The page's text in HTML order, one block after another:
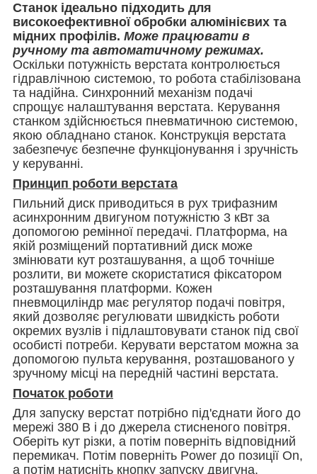
Станок ідеально підходить для
високоефективної обробки алюмінієвих та
мідних профілів. Може працювати в
ручному та автоматичному режимах.
Оскільки потужність верстата контролюється
гідравлічною системою, то робота стабілізована
та надійна. Синхронний механізм подачі
спрощує налаштування верстата. Керування
станком здійснюється пневматичною системою,
якою обладнано станок. Конструкція верстата
забезпечує безпечне функціонування і зручність
у керуванні.
Принцип роботи верстата
Пильний диск приводиться в рух трифазним
асинхронним двигуном потужністю 3 кВт за
допомогою ремінної передачі. Платформа, на
якій розміщений портативний диск може
змінювати кут розташування, а щоб точніше
розлити, ви можете скористатися фіксатором
розташування платформи. Кожен
пневмоциліндр має регулятор подачі повітря,
який дозволяє регулювати швидкість роботи
окремих вузлів і підлаштовувати станок під свої
особисті потреби. Керувати верстатом можна за
допомогою пульта керування, розташованого у
зручному місці на передній частині верстата.
Початок роботи
Для запуску верстат потрібно під'єднати його до
мережі 380 В і до джерела стисненого повітря.
Оберіть кут різки, а потім поверніть відповідний
перемикач. Потім поверніть Power до позиції On,
а потім натисніть кнопку запуску двигуна.